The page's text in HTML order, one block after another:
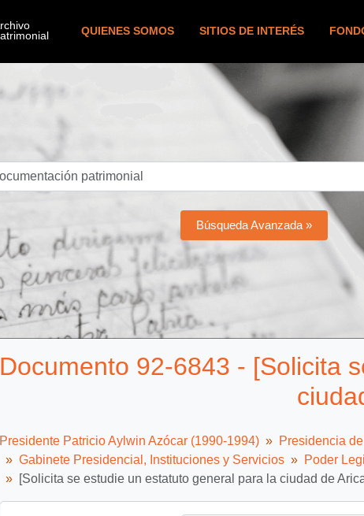
QUIENES SOMOS SITIOS DE INTERÉS
Búsqueda Avanzada »
Documento 92-6843 - [Solicita
Presidente Patricio Aylwin Azócar (1990-1994)
Presidencia
Gabinete Presidencial, Instituciones y Servicios
Poder
[Solicita se estudie un estatuto general para la ciudad de